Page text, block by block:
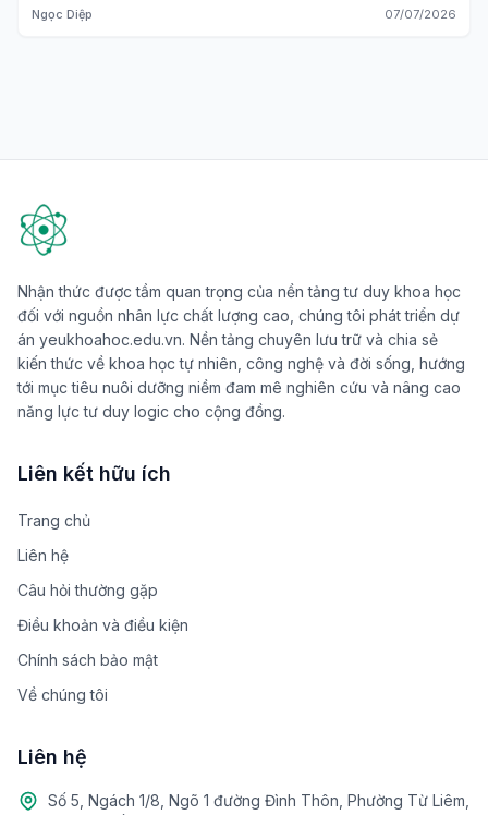
Ngọc Diệp 07/07/2026
Nhận thức được tầm quan trọng của nền tảng tư duy khoa học
đối với nguồn nhân lực chất lượng cao, chúng tôi phát triển dự
án yeukhoahoc.edu.vn. Nền tảng chuyên lưu trữ và chia sẻ
kiến thức về khoa học tự nhiên, công nghệ và đời sống, hướng
tới mục tiêu nuôi dưỡng niềm đam mê nghiên cứu và nâng cao
năng lực tư duy logic cho cộng đồng.
Liên kết hữu ích
Trang chủ
Liên hệ
Câu hỏi thường gặp
Điều khoản và điều kiện
Chính sách bảo mật
Về chúng tôi
Liên hệ
Số 5, Ngách 1/8, Ngõ 1 đường Đình Thôn, Phường Từ Liêm,